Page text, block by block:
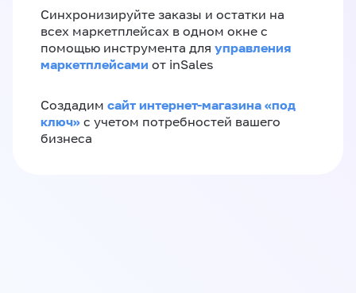
Синхронизируйте заказы и остатки на
всех маркетплейсах в одном окне с
помощью инструмента для управления
маркетплейсами от inSales
Создадим сайт интернет-магазина «под
ключ» с учетом потребностей вашего
бизнеса